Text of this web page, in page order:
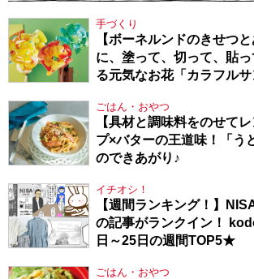
手づくり
【ボーネルンドのきせつ
に、塗って、切って、貼
る元気なお花「カラフル
ごはん・おやつ
【具材と調味料をのせて
プ×バターの王道味！「う
のできあがり♪
イチオシ！
【週間ランキング！】
の記事がランクイン！
日～25日の週間TOP5★
ごはん・おやつ